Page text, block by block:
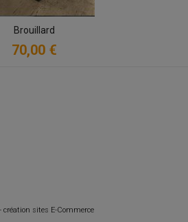
Brouillard
70,00 €
création sites E-Commerce